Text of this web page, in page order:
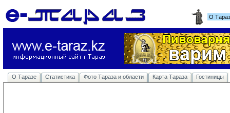
О
О Таразе Статистика Фото Тараза и области Карта Тараза Гостиницы